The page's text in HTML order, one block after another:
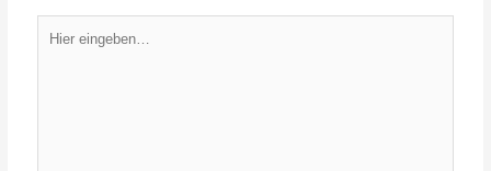
eingeben…